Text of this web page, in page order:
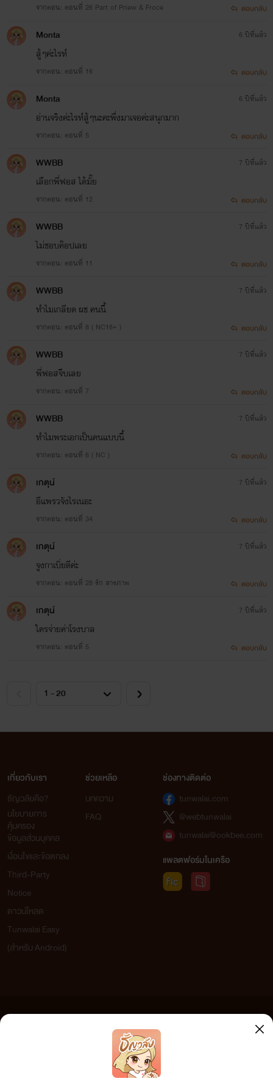
👇👇👇 แฟนเพจนะจ๊า 👇👇👇
จากตอน: ตอนที่ 26 Part of Priew & Froce ตอบกลับ
Monta
สู้ๆค่ะไรท์
จากตอน: ตอนที่ 16
6 ปีที่แล้ว
ตอบกลับ
Monta
อ่านจริงค่ะไรท์สู้ๆนะคะพึ่งมาเจอค่ะสนุกมาก
จากตอน: ตอนที่ 5
6 ปีที่แล้ว
ตอบกลับ
WWBB
เลือกพี่ฟอส ได้มั๊ย
จากตอน: ตอนที่ 12
7 ปีที่แล้ว
ตอบกลับ
WWBB
ไม่ชอบค๊อปเลย
จากตอน: ตอนที่ 11
7 ปีที่แล้ว
ตอบกลับ
WWBB
ทำไมเกลียด ผช คนนี้
จากตอน: ตอนที่ 8 ( NC18+ )
7 ปีที่แล้ว
ตอบกลับ
WWBB
พี่ฟอสจีบเลย
จากตอน: ตอนที่ 7
7 ปีที่แล้ว
ตอบกลับ
WWBB
ทำไมพระเอกเป็นคนแบบนี้
จากตอน: ตอนที่ 6 ( NC )
7 ปีที่แล้ว
ตอบกลับ
เกตุน์
อีแพรวจังไรเนอะ
จากตอน: ตอนที่ 34
7 ปีที่แล้ว
ตอบกลับ
เกตุน์
จูงกาเบิ่ยดีค่ะ
จากตอน: ตอนที่ 28 รัก สารภาพ
7 ปีที่แล้ว
ตอบกลับ
เกตุน์
ใครจ่ายค่าโรงบาล
จากตอน: ตอนที่ 5
7 ปีที่แล้ว
ตอบกลับ
เกี่ยวกับเรา
ธัญวลัยคือ?
นโยบายการ
คุ้มครอง
ข้อมูลส่วนบุคคล
เงื่อนไขและข้อตกลง
Third-Party
Notice
ดาวน์โหลด
Tunwalai Easy
(สำหรับ Android)
ช่วยเหลือ
บทความ
FAQ
ช่องทางติดต่อ
tunwalai.com
@webtunwalai
tunwalai@ookbee.com
แพลตฟอร์มในเครือ
เว็บไซต์แห่งนี้ไม่ได้เห็นด้วยและไม่ขอรับผิดชอบต่อข้อความใดๆ ทั้งสิ้น ดังนั้นผู้อ่านทุกท่านโปรดใช้
วิจารณญาณในการกลั่นกรองด้วยตนเอง และหากท่านพบข้อความใดๆ ที่ขัดต่อกฎหมายและศีลธรรม
กรุณาแจ้งมาที่ tunwalai@ookbee.com เพื่อทีมงานจะได้ดำเนินการในทันที ทั้งนี้ ทางเว็บไซต์ขอสงวน
ลิขสิทธิ์ตามพระราชบัญญัติลิขสิทธิ์ (ฉบับเพิ่มเติม) พ.ศ.2558